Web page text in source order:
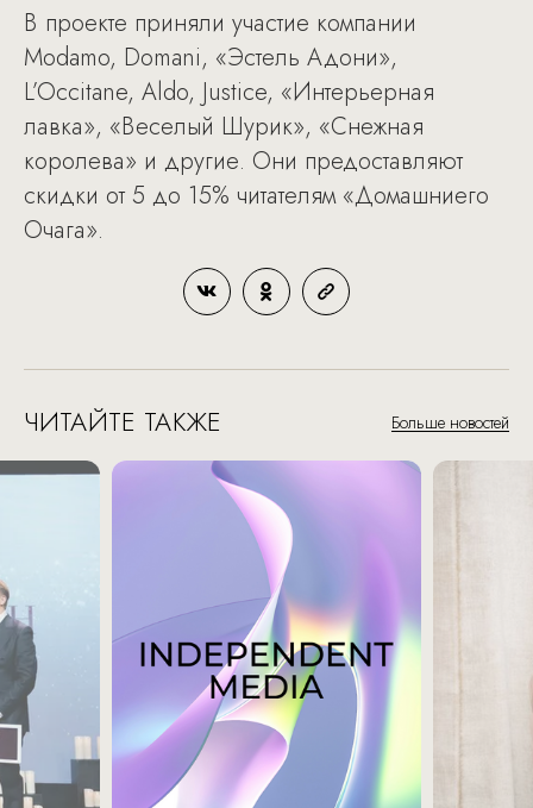
В проекте приняли участие компании
Modamo, Domani, «Эстель Адони»,
L’Occitane, Aldo, Justice, «Интерьерная
лавка», «Веселый Шурик», «Снежная
королева» и другие. Они предоставляют
скидки от 5 до 15% читателям «Домашниего
Очага».
ЧИТАЙТЕ ТАКЖЕ Больше новостей